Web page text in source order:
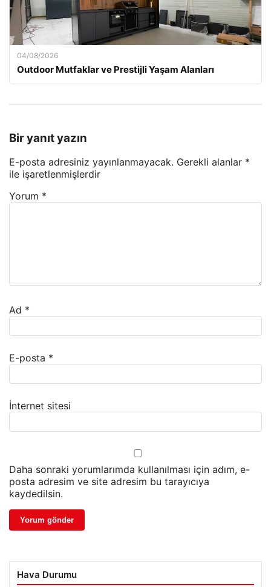
04/08/2026
Outdoor Mutfaklar ve Prestijli Yaşam Alanları
Bir yanıt yazın
E-posta adresiniz yayınlanmayacak. Gerekli alanlar *
ile işaretlenmişlerdir
Yorum *
Ad *
E-posta *
İnternet sitesi
Daha sonraki yorumlarımda kullanılması için adım, e-
posta adresim ve site adresim bu tarayıcıya
kaydedilsin.
Hava Durumu